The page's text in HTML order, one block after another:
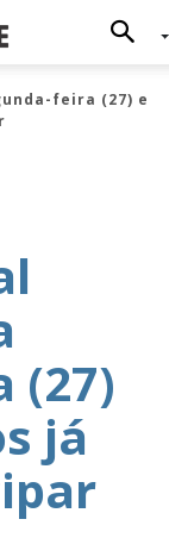
feira (27) e
(27)
já